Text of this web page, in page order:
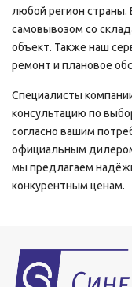
любой регион
самовывозом со
объект. Также наш
ремонт и плановое
Специалисты
консультацию по
согласно вашим
официальным
мы предлагаем
конкурентным ценам.